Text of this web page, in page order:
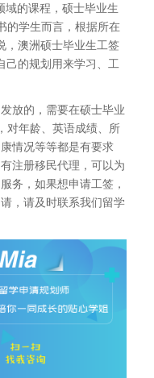
的课程，硕士毕业生
的学生而言，根据所在
，澳洲硕士毕业生工签
己的规划用来学习、工
放的，需要在硕士毕业
对年龄、英语成绩、所
情况等等都是有要求
注册移民代理，可以为
务，如果想申请工签，
，请及时联系我们留学